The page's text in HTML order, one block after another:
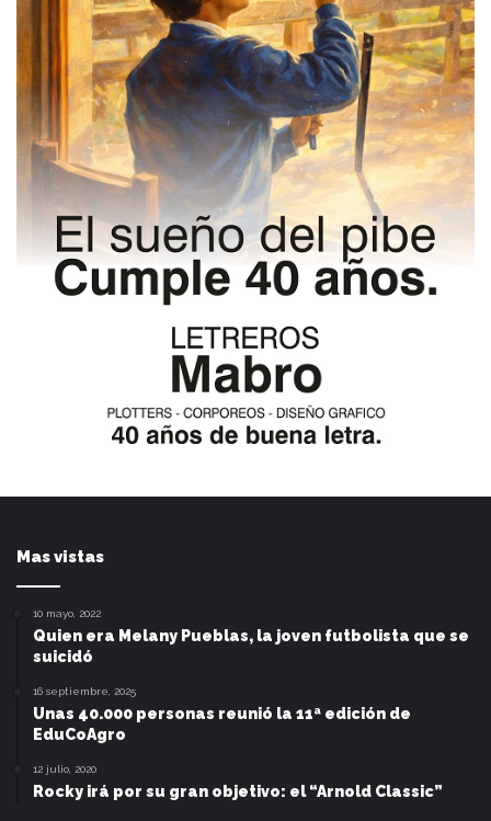
Mas vistas
10 mayo, 2022
Quien era Melany Pueblas, la joven futbolista que se
suicidó
16 septiembre, 2025
Unas 40.000 personas reunió la 11ª edición de
EduCoAgro
12 julio, 2020
Rocky irá por su gran objetivo: el “Arnold Classic”